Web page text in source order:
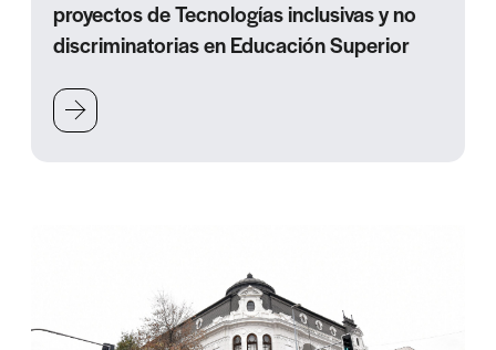
proyectos de Tecnologías inclusivas y no
discriminatorias en Educación Superior